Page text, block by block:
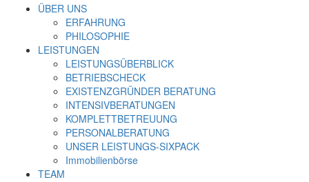
ÜBER UNS
ERFAHRUNG
PHILOSOPHIE
LEISTUNGEN
LEISTUNGSÜBERBLICK
BETRIEBSCHECK
EXISTENZGRÜNDER BERATUNG
INTENSIVBERATUNGEN
KOMPLETTBETREUUNG
PERSONALBERATUNG
UNSER LEISTUNGS-SIXPACK
Immobilienbörse
TEAM